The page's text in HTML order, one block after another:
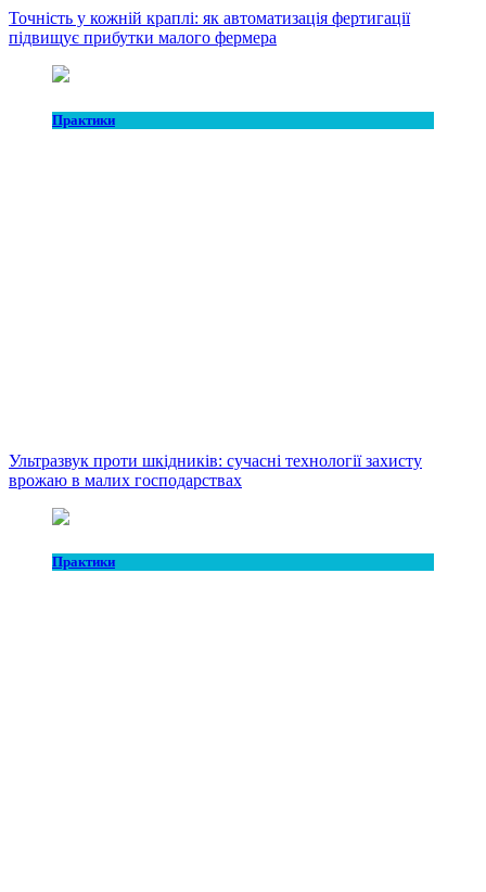
Точність у кожній краплі: як автоматизація фертигації
підвищує прибутки малого фермера
Практики
Ультразвук проти шкідників: сучасні технології захисту
врожаю в малих господарствах
Практики